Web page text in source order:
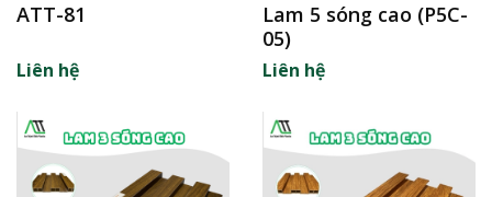
ATT-81
Liên hệ
Lam 5 sóng cao (P5C-
05)
Liên hệ